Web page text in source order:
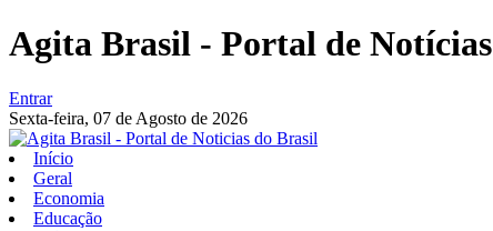
Agita Brasil - Portal de Notícias
Entrar
Sexta-feira, 07 de Agosto de 2026
Início
Geral
Economia
Educação